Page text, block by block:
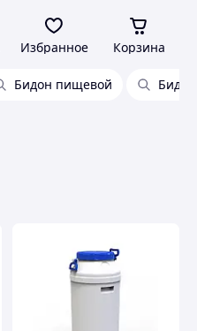
Избранное Корзина
Бидон пищевой